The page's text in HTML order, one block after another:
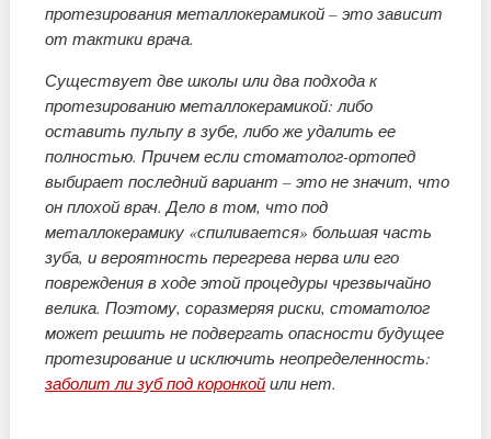
протезирования металлокерамикой – это зависит
от тактики врача.
Существует две школы или два подхода к
протезированию металлокерамикой: либо
оставить пульпу в зубе, либо же удалить ее
полностью. Причем если стоматолог-ортопед
выбирает последний вариант – это не значит, что
он плохой врач. Дело в том, что под
металлокерамику «спиливается» большая часть
зуба, и вероятность перегрева нерва или его
повреждения в ходе этой процедуры чрезвычайно
велика. Поэтому, соразмеряя риски, стоматолог
может решить не подвергать опасности будущее
протезирование и исключить неопределенность:
заболит ли зуб под коронкой или нет.